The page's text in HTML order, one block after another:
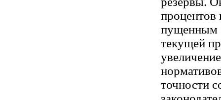
процентов
пущенным
текущей
точности